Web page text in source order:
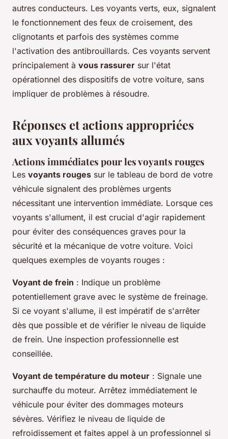
autres conducteurs. Les voyants verts, eux, signalent
le fonctionnement des feux de croisement, des
clignotants et parfois des systèmes comme
l'activation des antibrouillards. Ces voyants servent
principalement à vous rassurer sur l'état
opérationnel des dispositifs de votre voiture, sans
impliquer de problèmes à résoudre.
Réponses et actions appropriées
aux voyants allumés
Actions immédiates pour les voyants rouges
Les voyants rouges sur le tableau de bord de votre
véhicule signalent des problèmes urgents
nécessitant une intervention immédiate. Lorsque ces
voyants s'allument, il est crucial d'agir rapidement
pour éviter des conséquences graves pour la
sécurité et la mécanique de votre voiture. Voici
quelques exemples de voyants rouges :
Voyant de frein : Indique un problème
potentiellement grave avec le système de freinage.
Si ce voyant s'allume, il est impératif de s'arrêter
dès que possible et de vérifier le niveau de liquide
de frein. Une inspection professionnelle est
conseillée.
Voyant de température du moteur : Signale une
surchauffe du moteur. Arrêtez immédiatement le
véhicule pour éviter des dommages moteurs
sévères. Vérifiez le niveau de liquide de
refroidissement et faites appel à un professionnel si